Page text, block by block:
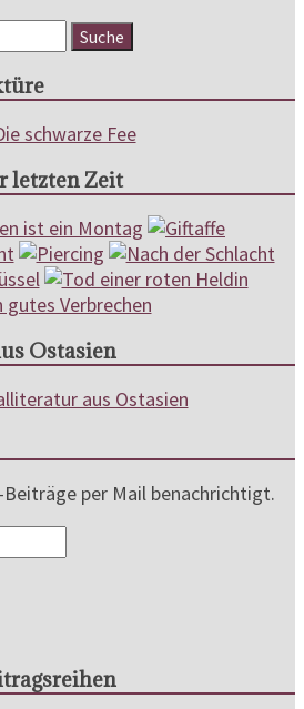
letzten Zeit
Ostasien
per Mail benachrichtigt.